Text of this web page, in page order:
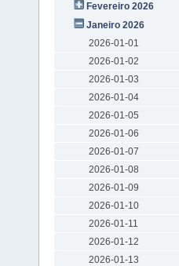
Fevereiro 2026
Janeiro 2026
2026-01-01
2026-01-02
2026-01-03
2026-01-04
2026-01-05
2026-01-06
2026-01-07
2026-01-08
2026-01-09
2026-01-10
2026-01-11
2026-01-12
2026-01-13